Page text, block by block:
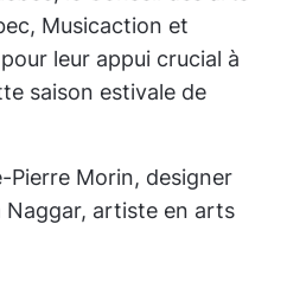
Musicaction et
leur appui crucial à
saison estivale de
Pierre Morin, designer
artiste en arts